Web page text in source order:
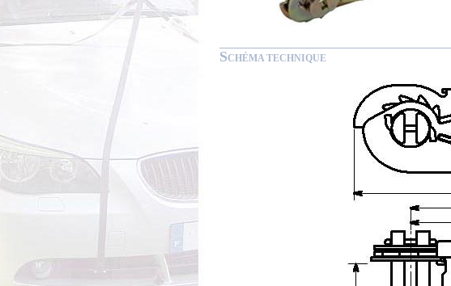
SCHÉMA TECHNIQUE